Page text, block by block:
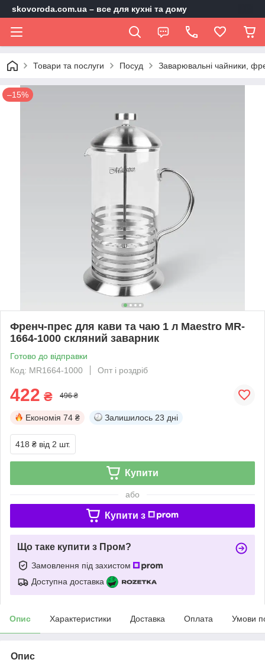
skovoroda.com.ua – все для кухні та дому
Товари та послуги Посуд Заварювальні чайники,
–15%
Френч-прес для кави та чаю 1 л Maestro MR-
1664-1000 скляний заварник
Готово до відправки
Код: MR1664-1000
Опт і роздріб
422 ₴ 496 ₴
Економія 74 ₴ Залишилось 23 дні
418 ₴ від 2 шт.
Купити
або
Купити з
Що таке купити з Пром?
Замовлення під захистом
Доступна доставка
Опис Характеристики Доставка Оплата Умови
Опис